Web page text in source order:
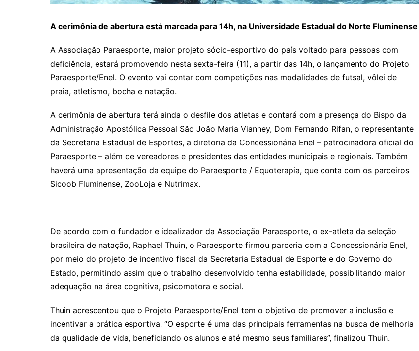
A cerimônia de abertura está marcada para 14h, na Universidade Estadual do Norte Fluminense
A Associação Paraesporte, maior projeto sócio-esportivo do país voltado para pessoas com
deficiência, estará promovendo nesta sexta-feira (11), a partir das 14h, o lançamento do Projeto
Paraesporte/Enel. O evento vai contar com competições nas modalidades de futsal, vôlei de
praia, atletismo, bocha e natação.
A cerimônia de abertura terá ainda o desfile dos atletas e contará com a presença do Bispo da
Administração Apostólica Pessoal São João Maria Vianney, Dom Fernando Rifan, o representante
da Secretaria Estadual de Esportes, a diretoria da Concessionária Enel – patrocinadora oficial do
Paraesporte – além de vereadores e presidentes das entidades municipais e regionais. Também
haverá uma apresentação da equipe do Paraesporte / Equoterapia, que conta com os parceiros
Sicoob Fluminense, ZooLoja e Nutrimax.
De acordo com o fundador e idealizador da Associação Paraesporte, o ex-atleta da seleção
brasileira de natação, Raphael Thuin, o Paraesporte firmou parceria com a Concessionária Enel,
por meio do projeto de incentivo fiscal da Secretaria Estadual de Esporte e do Governo do
Estado, permitindo assim que o trabalho desenvolvido tenha estabilidade, possibilitando maior
adequação na área cognitiva, psicomotora e social.
Thuin acrescentou que o Projeto Paraesporte/Enel tem o objetivo de promover a inclusão e
incentivar a prática esportiva. “O esporte é uma das principais ferramentas na busca de melhoria
da qualidade de vida, beneficiando os alunos e até mesmo seus familiares”, finalizou Thuin.